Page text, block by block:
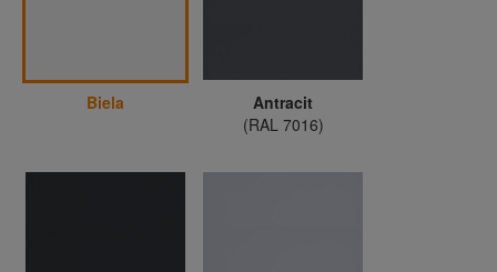
Biela
Antracit
(RAL 7016)